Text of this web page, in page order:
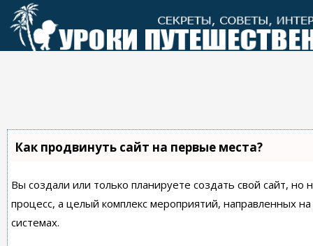
Перейти
контенту
Как продвинуть сайт на первые места?
Вы создали или только планируете создать свой сайт,
процесс, а целый комплекс мероприятий, направленных
системах.